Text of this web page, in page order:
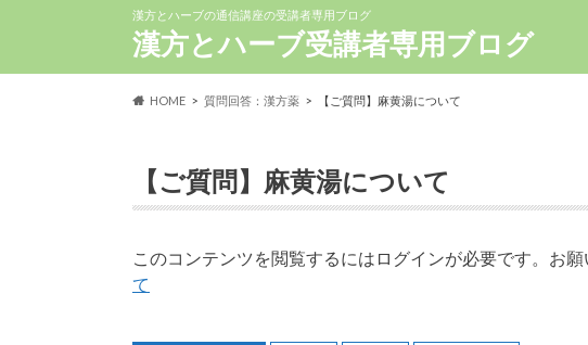
漢方とハーブの通信講座の受講者専用ブログ
漢方とハーブ受講者専用ブログ
HOME 質問回答：漢方薬 【ご質問】麻黄湯について
【ご質問】麻黄湯について
このコンテンツを閲覧するにはログインが必要です。お願
て